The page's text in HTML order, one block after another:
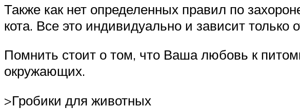
Также как нет определенных правил по
кота. Все это индивидуально и зависит только
Помнить стоит о том, что Ваша любовь к
окружающих.
>Гробики для животных